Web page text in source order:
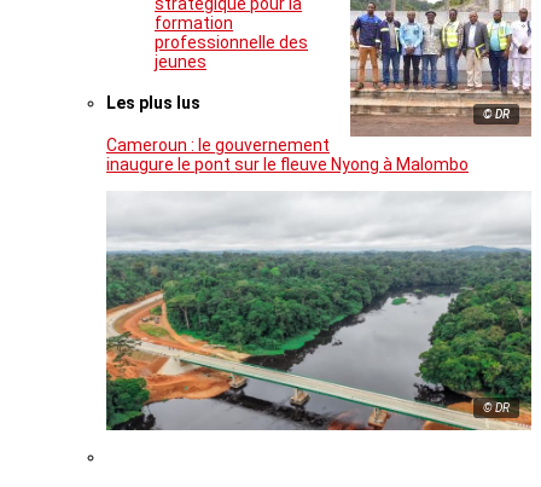
© DR
formation
professionnelle des
jeunes
Les plus lus
Cameroun : le gouvernement
inaugure le pont sur le fleuve Nyong à Malombo
© DR